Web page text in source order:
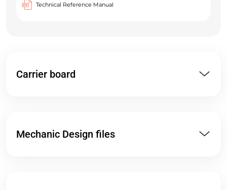
Technical Reference Manual
Carrier board
Mechanic Design files